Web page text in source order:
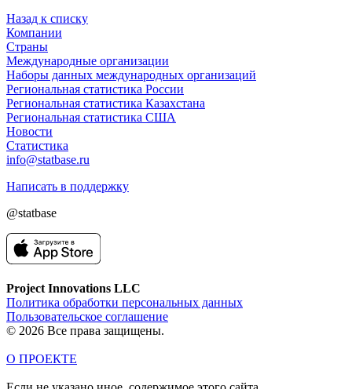
Назад к списку
Компании
Страны
Международные организации
Наборы данных международных организаций
Региональная статистика России
Региональная статистика Казахстана
Региональная статистика США
Новости
Статистика
info@statbase.ru
Написать в поддержку
@statbase
Project Innovations LLC
Политика обработки персональных данных
Пользовательское соглашение
© 2026 Все права защищены.
О ПРОЕКТЕ